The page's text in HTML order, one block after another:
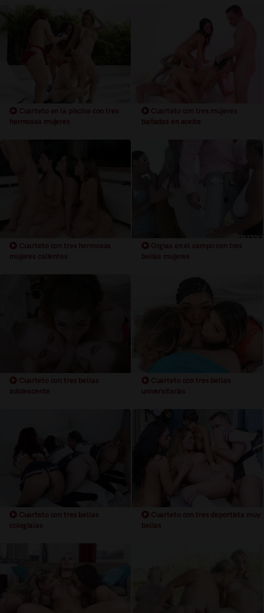
Cuarteto en la piscina con tres
hermosas mujeres
Cuarteto con tres mujeres
bañadas en aceite
Cuarteto con tres hermosas
mujeres calientes
Orgias en el campo con tres
bellas mujeres
Cuarteto con tres bellas
adolescente
Cuarteto con tres bellas
universitarias
Cuarteto con tres bellas
colegialas
Cuarteto con tres deportista muy
bellas